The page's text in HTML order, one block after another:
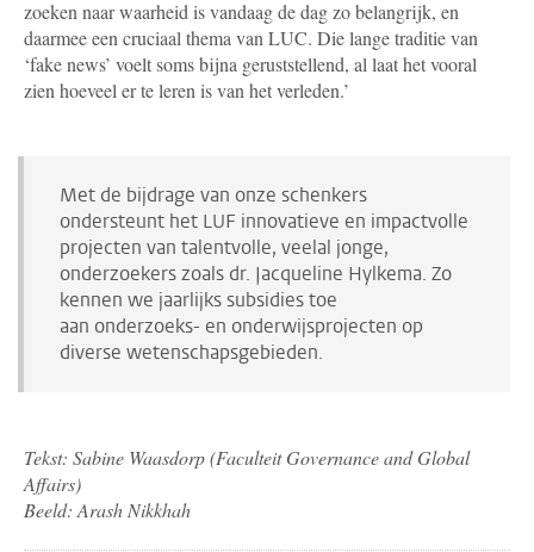
zoeken naar waarheid is vandaag de dag zo belangrijk, en
daarmee een cruciaal thema van LUC. Die lange traditie van
‘fake news’ voelt soms bijna geruststellend, al laat het vooral
zien hoeveel er te leren is van het verleden.’
Met de bijdrage van onze schenkers
ondersteunt het LUF innovatieve en impactvolle
projecten van talentvolle, veelal jonge,
onderzoekers zoals dr. Jacqueline Hylkema. Zo
kennen we jaarlijks subsidies toe
aan onderzoeks- en onderwijsprojecten op
diverse wetenschapsgebieden.
Tekst: Sabine Waasdorp (Faculteit Governance and Global
Affairs)
Beeld: Arash Nikkhah